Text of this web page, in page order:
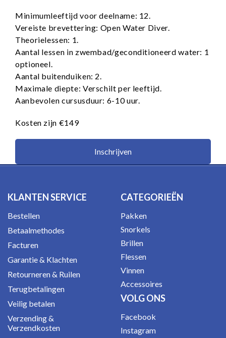
Minimumleeftijd voor deelname: 12.
Vereiste brevettering: Open Water Diver.
Theorielessen: 1.
Aantal lessen in zwembad/geconditioneerd water: 1
optioneel.
Aantal buitenduiken: 2.
Maximale diepte: Verschilt per leeftijd.
Aanbevolen cursusduur: 6-10 uur.
Kosten zijn €149
Inschrijven
KLANTEN SERVICE
Bestellen
Betaalmethodes
Facturen
Garantie & Klachten
Retourneren & Ruilen
Terugbetalingen
Veilig betalen
Verzending &
Verzendkosten
CATEGORIEËN
Pakken
Snorkels
Brillen
Flessen
Vinnen
Accessoires
VOLG ONS
Facebook
Instagram